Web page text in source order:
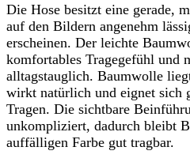
Die Hose besitzt eine gerade,
auf den Bildern angenehm
erscheinen. Der leichte
komfortables Tragegefühl und
alltagstauglich. Baumwolle
wirkt natürlich und eignet sich
Tragen. Die sichtbare
unkompliziert, dadurch bleibt
auffälligen Farbe gut tragbar.